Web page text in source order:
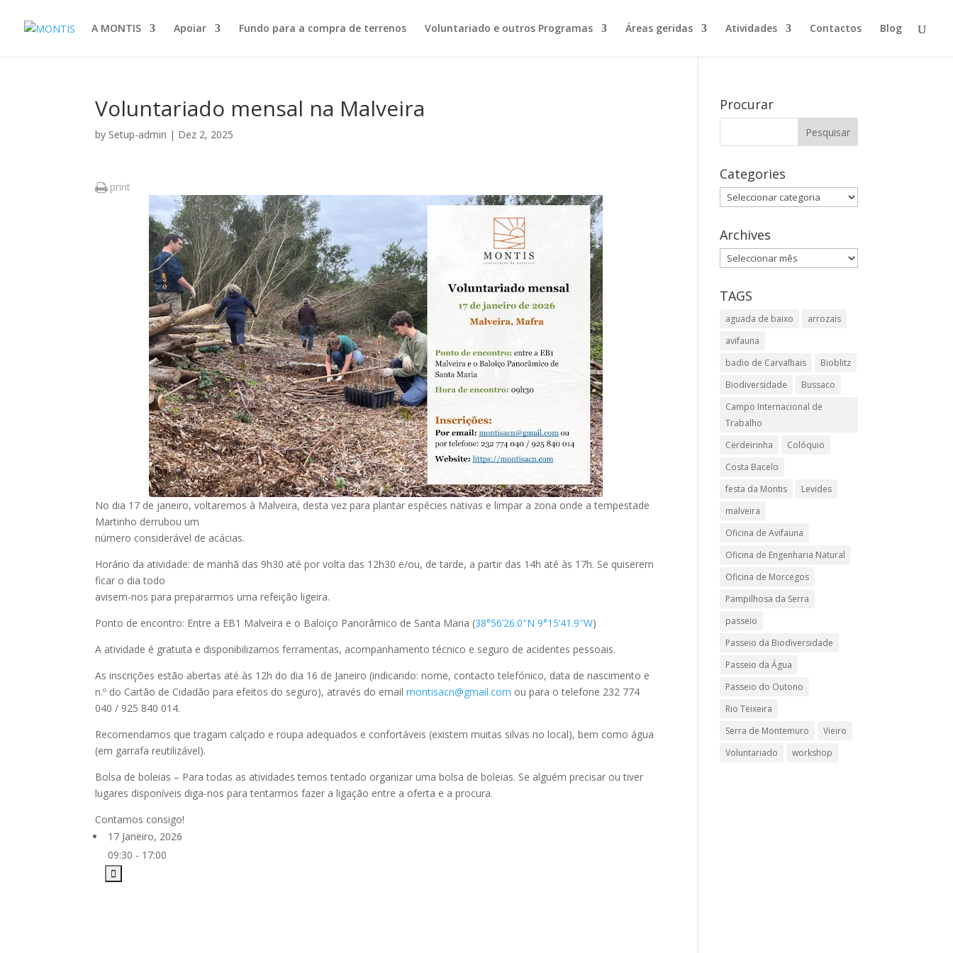
A MONTIS Apoiar Fundo para a compra de terrenos Voluntariado e outros Programas Áreas geridas Atividades Contactos Blog
Voluntariado mensal na Malveira
by Setup-admin | Dez 2, 2025
print
No dia 17 de janeiro, voltaremos à Malveira, desta vez para plantar espécies nativas e limpar a zona onde a tempestade
Martinho derrubou um
número considerável de acácias.
Horário da atividade: de manhã das 9h30 até por volta das 12h30 e/ou, de tarde, a partir das 14h até às 17h. Se quiserem
ficar o dia todo
avisem-nos para prepararmos uma refeição ligeira.
Ponto de encontro: Entre a EB1 Malveira e o Baloiço Panorâmico de Santa Maria (38°56’26.0″N 9°15’41.9″W)
A atividade é gratuita e disponibilizamos ferramentas, acompanhamento técnico e seguro de acidentes pessoais.
As inscrições estão abertas até às 12h do dia 16 de Janeiro (indicando: nome, contacto telefónico, data de nascimento e
n.º do Cartão de Cidadão para efeitos do seguro), através do emailmontisacn@gmail.com ou para o telefone 232 774
040 / 925 840 014.
Recomendamos que tragam calçado e roupa adequados e confortáveis (existem muitas silvas no local), bem como água
(em garrafa reutilizável).
Bolsa de boleias – Para todas as atividades temos tentado organizar uma bolsa de boleias. Se alguém precisar ou tiver
lugares disponíveis diga-nos para tentarmos fazer a ligação entre a oferta e a procura.
Contamos consigo!
17 Janeiro, 2026
09:30 - 17:00
Procurar
Categories
Categories
Archives
Archives
TAGS
aguada de baixo
arrozais
avifauna
badio de Carvalhais
Bioblitz
Biodiversidade
Bussaco
Campo Internacional de
Trabalho
Cerdeirinha
Colóquio
Costa Bacelo
festa da Montis
Levides
malveira
Oficina de Avifauna
Oficina de Engenharia Natural
Oficina de Morcegos
Pampilhosa da Serra
passeio
Passeio da Biodiversidade
Passeio da Água
Passeio do Outono
Rio Teixeira
Serra de Montemuro
Vieiro
Voluntariado
workshop